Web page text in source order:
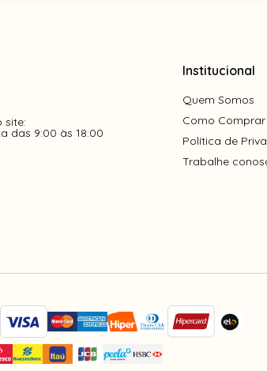
site:
das 9:00 às 18:00
Institucional
Quem Somos
Como Comprar
Política de
Trabalhe